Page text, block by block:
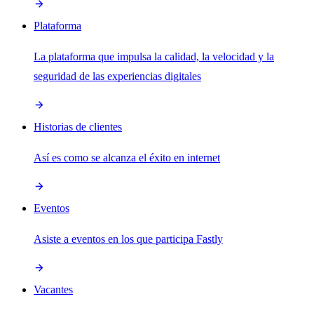
Plataforma
La plataforma que impulsa la calidad, la velocidad y la
seguridad de las experiencias digitales
Historias de clientes
Así es como se alcanza el éxito en internet
Eventos
Asiste a eventos en los que participa Fastly
Vacantes